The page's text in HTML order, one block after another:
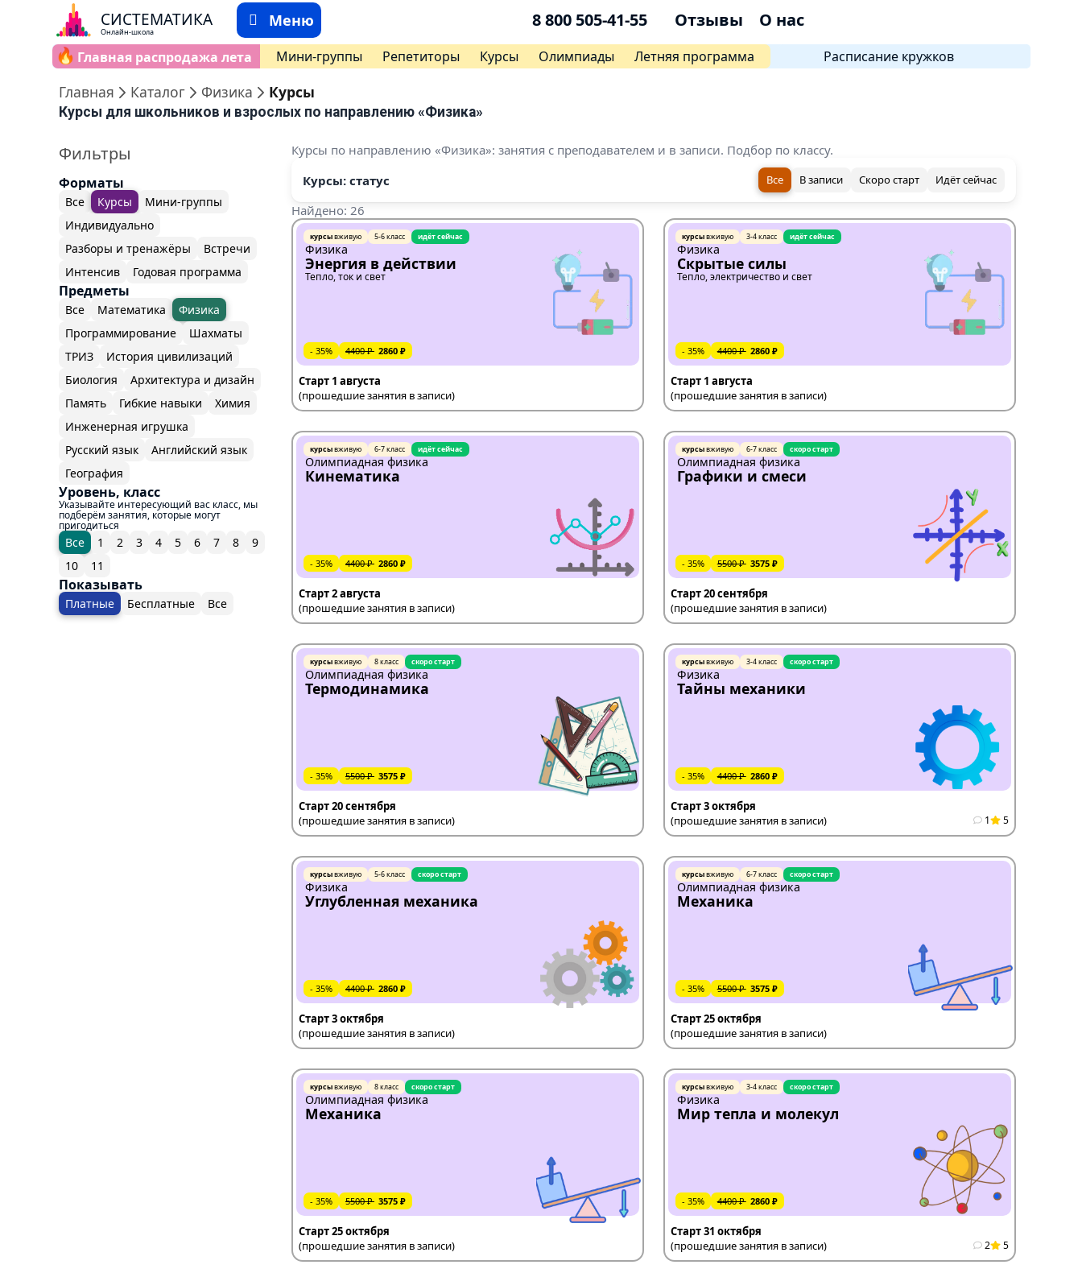
СИСТЕМАТИКА
Онлайн-школа
Меню 8 800 505-41-55 Отзывы
О нас
🔥 Главная распродажа лета Мини-группы Репетиторы Курсы Олимпиады Летняя программа Расписание кружков
Главная Каталог Физика Курсы
Курсы для школьников и взрослых по направлению «Физика»
Фильтры
Форматы
Все Курсы
Мини-группы
Индивидуально
Разборы и тренажёры
Встречи
Интенсив
Годовая программа
Предметы
Все Математика
Физика
Программирование
Шахматы
ТРИЗ
История цивилизаций
Биология
Архитектура и дизайн
Память
Гибкие навыки
Химия
Инженерная игрушка
Русский язык
Английский язык
География
Уровень, класс
Указывайте интересующий вас класс, мы
подберём занятия, которые могут
пригодиться
Все 1 2 3 4 5 6 7 8
9
10
11
Показывать
Платные Бесплатные Все
Курсы по направлению «Физика»: занятия с преподавателем и в записи. Подбор по классу.
Курсы: статус
Все В записи Скоро старт Идёт сейчас
Найдено: 26
курсывживую 5-6 класс идёт сейчас
Физика
Энергия в действии
Тепло, ток и свет
- 35% 4400 ₽ 2860 ₽
Старт 1 августа
(прошедшие занятия в записи)
курсывживую 3-4 класс идёт сейчас
Физика
Скрытые силы
Тепло, электричество и свет
- 35% 4400 ₽ 2860 ₽
Старт 1 августа
(прошедшие занятия в записи)
курсывживую 6-7 класс идёт сейчас
Олимпиадная физика
Кинематика
- 35% 4400 ₽ 2860 ₽
Старт 2 августа
(прошедшие занятия в записи)
курсывживую 6-7 класс скоро старт
Олимпиадная физика
Графики и смеси
- 35% 5500 ₽ 3575 ₽
Старт 20 сентября
(прошедшие занятия в записи)
курсывживую 8 класс скоро старт
Олимпиадная физика
Термодинамика
- 35% 5500 ₽ 3575 ₽
Старт 20 сентября
(прошедшие занятия в записи)
курсывживую 3-4 класс скоро старт
Физика
Тайны механики
- 35% 4400 ₽ 2860 ₽
Старт 3 октября
(прошедшие занятия в записи)
1 5
курсывживую 5-6 класс скоро старт
Физика
Углубленная механика
- 35% 4400 ₽ 2860 ₽
Старт 3 октября
(прошедшие занятия в записи)
курсывживую 6-7 класс скоро старт
Олимпиадная физика
Механика
- 35% 5500 ₽ 3575 ₽
Старт 25 октября
(прошедшие занятия в записи)
курсывживую 8 класс скоро старт
Олимпиадная физика
Механика
- 35% 5500 ₽ 3575 ₽
Старт 25 октября
(прошедшие занятия в записи)
курсывживую 3-4 класс скоро старт
Физика
Мир тепла и молекул
- 35% 4400 ₽ 2860 ₽
Старт 31 октября
(прошедшие занятия в записи)
2 5